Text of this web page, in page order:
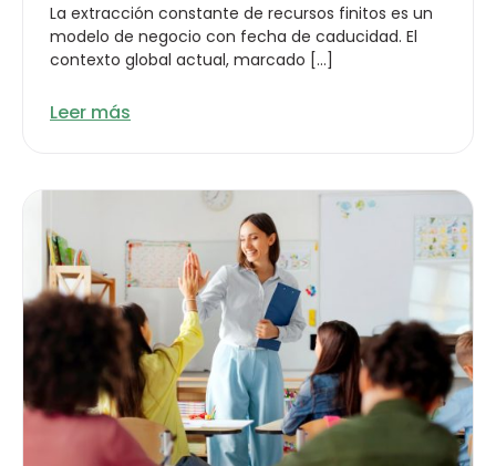
La extracción constante de recursos finitos es un
modelo de negocio con fecha de caducidad. El
contexto global actual, marcado […]
Leer más